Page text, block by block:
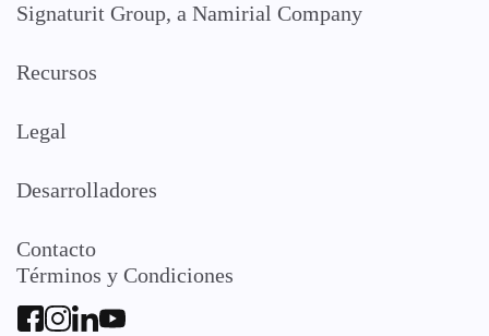
Signaturit Group, a Namirial Company
Recursos
Legal
Desarrolladores
Contacto
Términos y Condiciones